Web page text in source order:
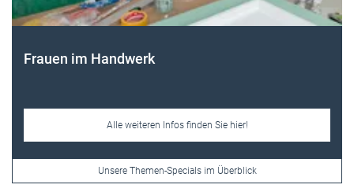
Frauen im Handwerk
Alle weiteren Infos finden Sie hier!
Unsere Themen-Specials im Überblick